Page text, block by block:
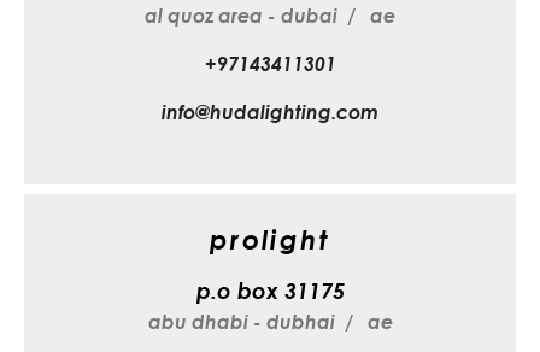
al quoz area - dubai
ae
+97143411301
info@hudalighting.com
prolight
p.o box 31175
abu dhabi - dubhai
ae